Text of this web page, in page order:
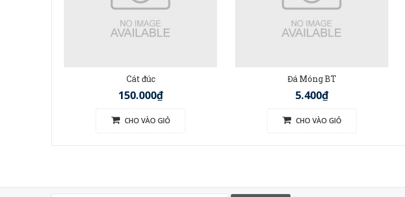
Cát đúc
150.000₫
CHO VÀO GIỎ
Đá Móng BT
5.400₫
CHO VÀO GIỎ